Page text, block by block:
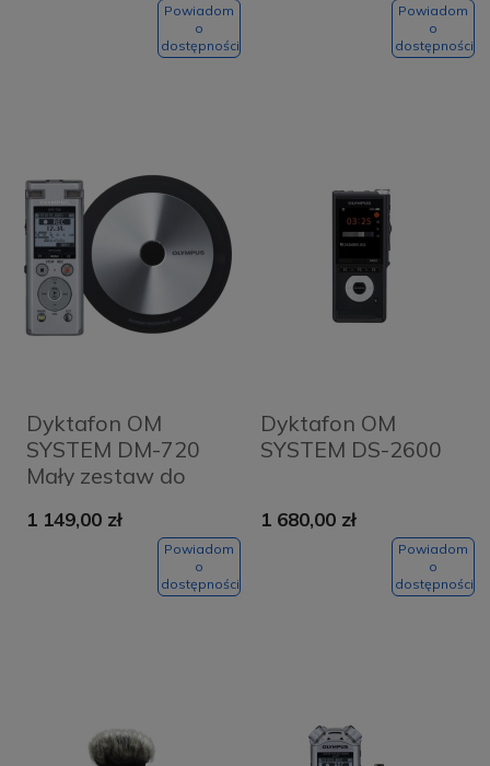
Powiadom
o
dostępności
Powiadom
o
dostępności
Dyktafon OM
SYSTEM DM-720
Mały zestaw do
1 149,00 zł
Powiadom
o
dostępności
Dyktafon OM
SYSTEM DS-2600
1 680,00 zł
Powiadom
o
dostępności